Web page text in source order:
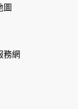
圖
務網